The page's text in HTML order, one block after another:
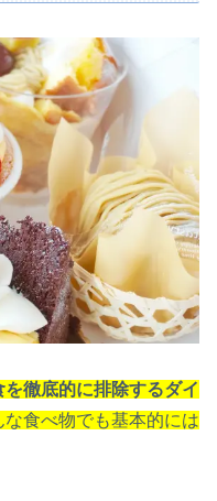
を徹底的に排除するダイ
な食べ物でも基本的には